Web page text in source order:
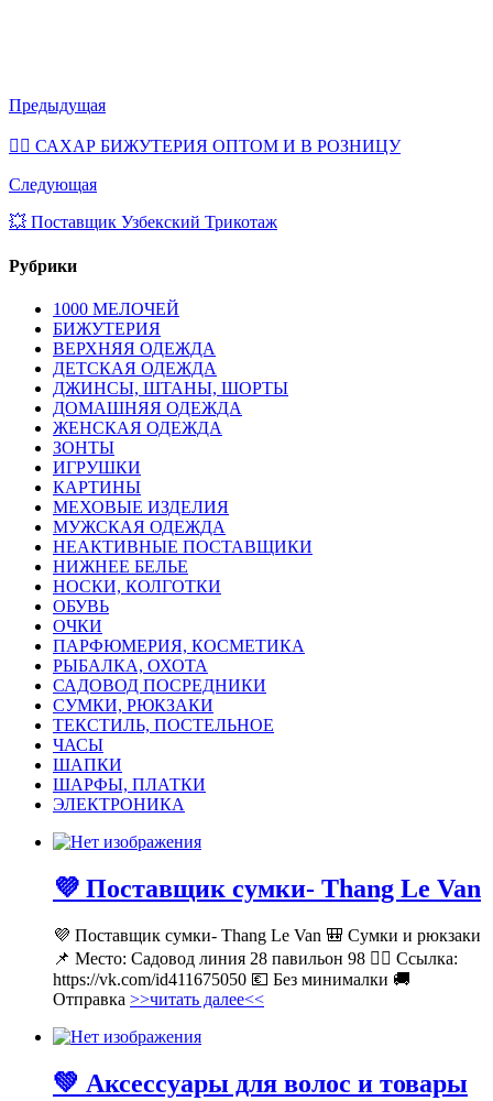
Предыдущая
💁‍♀ САХАР БИЖУТЕРИЯ ОПТОМ И В РОЗНИЦУ
Следующая
💥 Поставщик Узбекский Трикотаж
Рубрики
1000 МЕЛОЧЕЙ
БИЖУТЕРИЯ
ВЕРХНЯЯ ОДЕЖДА
ДЕТСКАЯ ОДЕЖДА
ДЖИНСЫ, ШТАНЫ, ШОРТЫ
ДОМАШНЯЯ ОДЕЖДА
ЖЕНСКАЯ ОДЕЖДА
ЗОНТЫ
ИГРУШКИ
КАРТИНЫ
МЕХОВЫЕ ИЗДЕЛИЯ
МУЖСКАЯ ОДЕЖДА
НЕАКТИВНЫЕ ПОСТАВЩИКИ
НИЖНЕЕ БЕЛЬЕ
НОСКИ, КОЛГОТКИ
ОБУВЬ
ОЧКИ
ПАРФЮМЕРИЯ, КОСМЕТИКА
РЫБАЛКА, ОХОТА
САДОВОД ПОСРЕДНИКИ
СУМКИ, РЮКЗАКИ
ТЕКСТИЛЬ, ПОСТЕЛЬНОЕ
ЧАСЫ
ШАПКИ
ШАРФЫ, ПЛАТКИ
ЭЛЕКТРОНИКА
💜 Поставщик сумки- Thang Le Van
💜 Поставщик сумки- Thang Le Van 🎒 Сумки и рюкзаки
📌 Место: Садовод линия 28 павильон 98 👉🏻 Ссылка:
https://vk.com/id411675050 💶 Без минималки 🚚
Отправка >>читать далее<<
💚 Аксессуары для волос и товары